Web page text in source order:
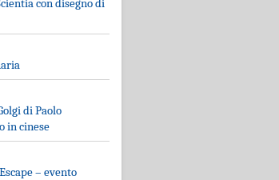
con disegno di
di Paolo
in cinese
– evento